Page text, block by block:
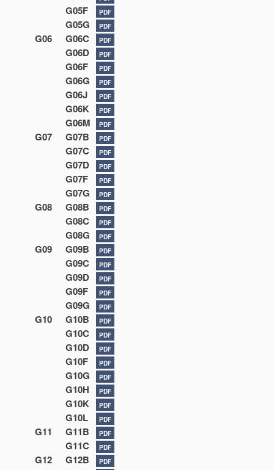
G05F PDF
G05G PDF
G06 G06C PDF
G06D PDF
G06F PDF
G06G PDF
G06J PDF
G06K PDF
G06M PDF
G07 G07B PDF
G07C PDF
G07D PDF
G07F PDF
G07G PDF
G08 G08B PDF
G08C PDF
G08G PDF
G09 G09B PDF
G09C PDF
G09D PDF
G09F PDF
G09G PDF
G10 G10B PDF
G10C PDF
G10D PDF
G10F PDF
G10G PDF
G10H PDF
G10K PDF
G10L PDF
G11 G11B PDF
G11C PDF
G12 G12B PDF